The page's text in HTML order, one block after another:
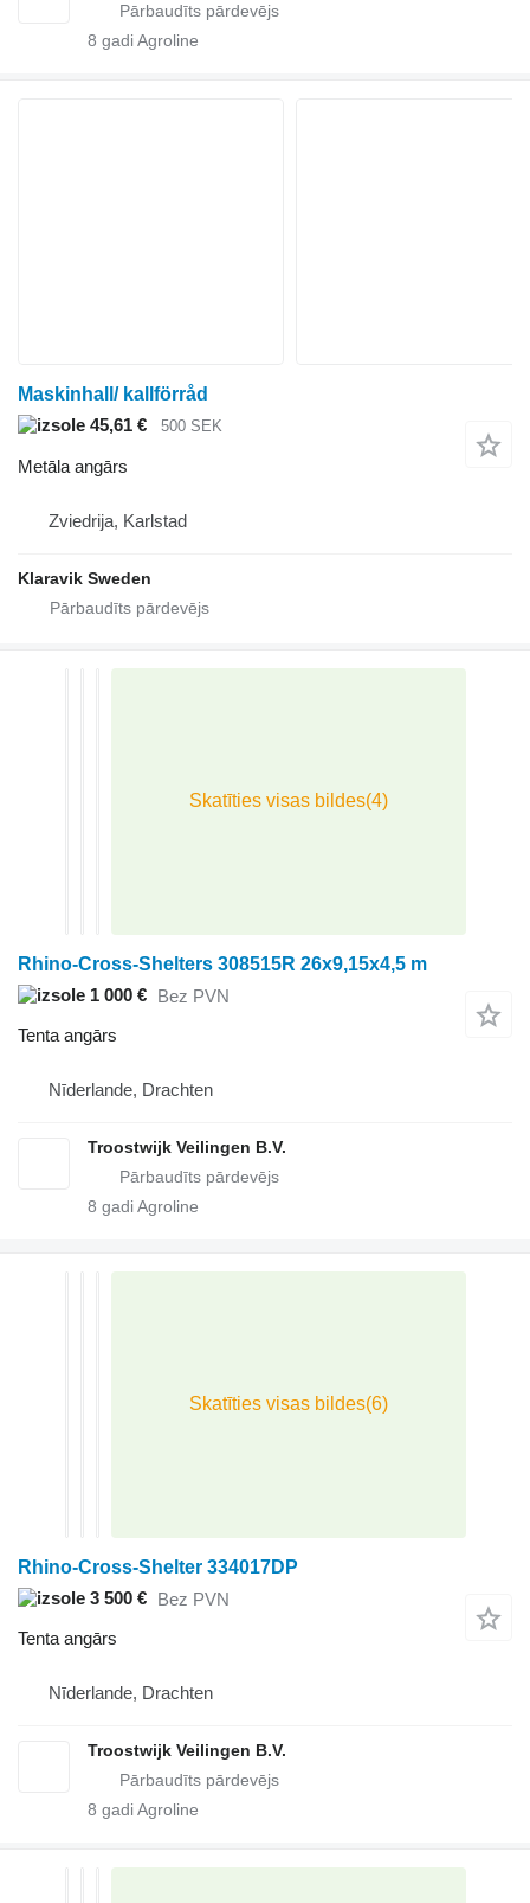
8 gadi Agroline
Maskinhall/ kallförråd
45,61 €
500 SEK
Metāla angārs
Zviedrija, Karlstad
Klaravik Sweden
Rhino-Cross-Shelters 308515R 26x9,15x4,5 m
1 000 € Bez PVN
Tenta angārs
Nīderlande, Drachten
Troostwijk Veilingen B.V.
8 gadi Agroline
Rhino-Cross-Shelter 334017DP
3 500 € Bez PVN
Tenta angārs
Nīderlande, Drachten
Troostwijk Veilingen B.V.
8 gadi Agroline